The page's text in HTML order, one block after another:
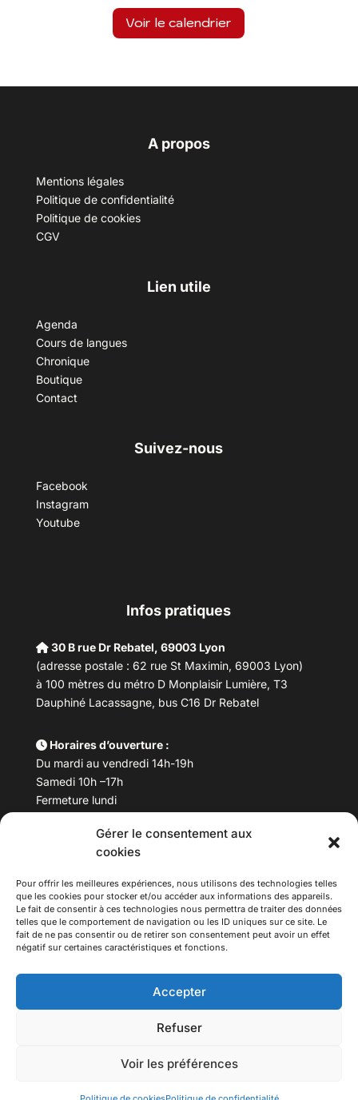
Gérer le consentement aux
cookies
Pour offrir les meilleures expériences, nous utilisons des technologies telles
que les cookies pour stocker et/ou accéder aux informations des appareils.
Le fait de consentir à ces technologies nous permettra de traiter des données
telles que le comportement de navigation ou les ID uniques sur ce site. Le
fait de ne pas consentir ou de retirer son consentement peut avoir un effet
négatif sur certaines caractéristiques et fonctions.
Accepter
Refuser
Voir les préférences
Voir le calendrier
A propos
Mentions légales
Politique de confidentialité
Politique de cookies
CGV
Lien utile
Agenda
Cours de langues
Chronique
Boutique
Contact
Suivez-nous
Facebook
Instagram
Youtube
Infos pratiques
30 B rue Dr Rebatel, 69003 Lyon
(adresse postale : 62 rue St Maximin, 69003 Lyon)
à 100 mètres du métro D Monplaisir Lumière, T3
Dauphiné Lacassagne, bus C16 Dr Rebatel
Horaires d’ouverture :
Du mardi au vendredi 14h-19h
Samedi 10h –17h
Fermeture lundi
Téléphone : 04 78 53 06 40
maisondesculturesasiatiques@asiexpo.com
Tous droits réservés.